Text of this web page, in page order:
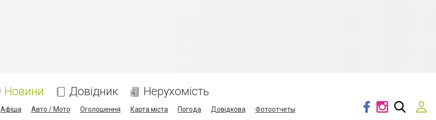
Новини Довідник Нерухомість
Афіша Авто / Мото Оголошення Карта міста Погода Довідкова
Фотоотчеты